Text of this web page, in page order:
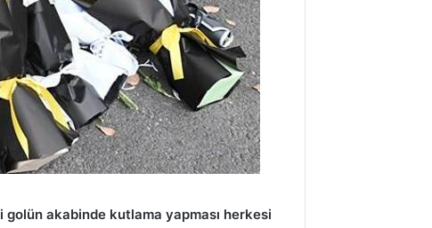
akabinde kutlama yapması herkesi